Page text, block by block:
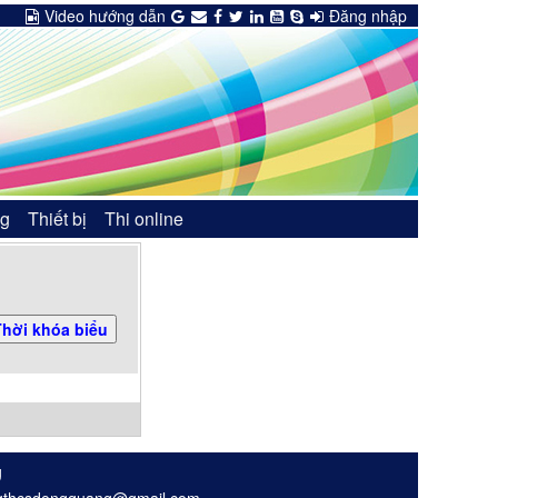
Video hướng dẫn Đăng nhập
Thiết bị Thi online